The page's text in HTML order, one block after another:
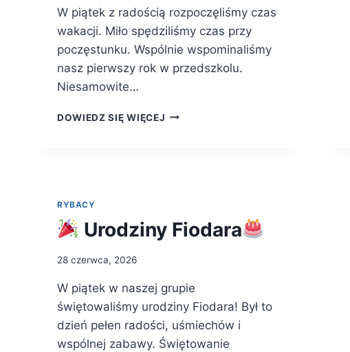
W piątek z radością rozpoczęliśmy czas
wakacji. Miło spędziliśmy czas przy
poczęstunku. Wspólnie wspominaliśmy
nasz pierwszy rok w przedszkolu.
Niesamowite…
DOWIEDZ SIĘ WIĘCEJ CZAS
RYBACY
Urodziny Fiodara
28 czerwca, 2026
W piątek w naszej grupie
świętowaliśmy urodziny Fiodara! Był to
dzień pełen radości, uśmiechów i
wspólnej zabawy. Świętowanie